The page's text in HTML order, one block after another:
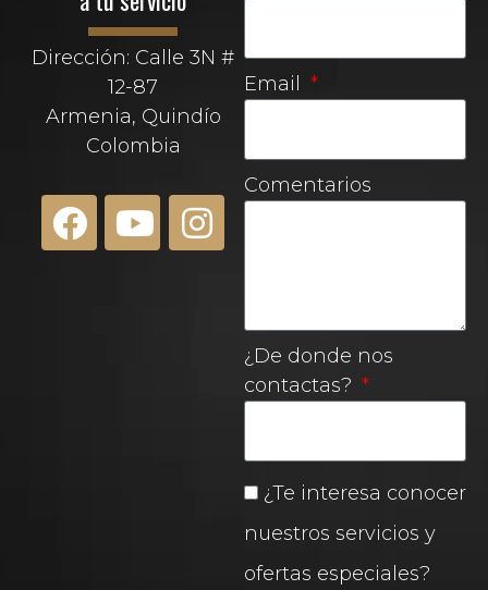
Dirección: Calle 3N #
12-87
Armenia, Quindío
Colombia
Email
Comentarios
¿De donde nos
contactas?
¿Te interesa conocer
nuestros servicios y
ofertas especiales?